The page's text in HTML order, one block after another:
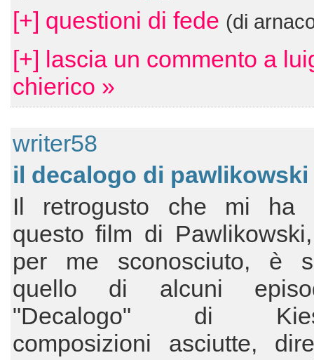
[+] questioni di fede (di
[+] lascia un commento a
chierico »
writer58
il decalogo di pawlikowski
Il retrogusto che mi ha
questo film di
per me sconosciuto, è
quello di alcuni
"Decalogo" di
composizioni asciutte,